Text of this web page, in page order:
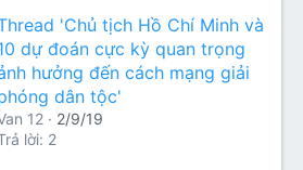
'Chủ tịch Hồ Chí Minh và
dự đoán cực kỳ quan trọng
hưởng đến cách mạng giải
dân tộc'
12
2/9/19
lời: 2